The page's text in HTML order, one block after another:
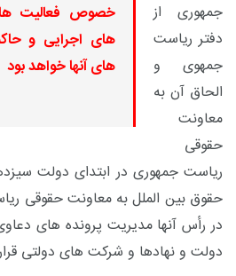
خصوص فعالیت
های اجرایی و
های آنها خواهد بود
جمهوری از
دفتر ریاست
جمهوی و
الحاق آن به
معاونت
حقوقی
ریاست جمهوری در ابتدای دولت
حقوق بین الملل به معاونت حقوقی
در رأس آنها مدیریت پرونده های
دولت و نهادها و شرکت های دولتی